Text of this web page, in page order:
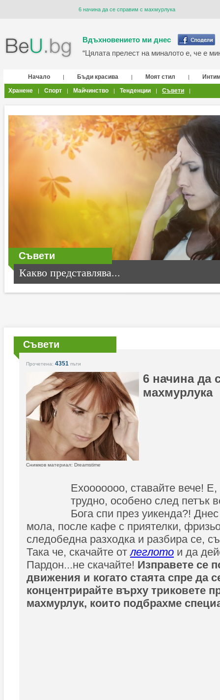
6 начина да се справим с махмурлука
Вдъхновението ми днес
“Цялата прелест на миналото е, че е
Начало | Бъди красива | Моят стил |
Хранене
| Спорт | Майчинство | Тенденции | Съвети |
Съвети
Какво представлява...
Съвети
Прочетена: 4351 пъти
6 начина да
махмурлука
Снимков материал: Dreamstime
Ехооооооо, ставайте вече!
трудно, особено след петък
Бога спи през уикенда?!
мола, после кафе с приятелки,
следобедна разходка и разбира се,
Така че, скачайте отлеглото и да
Пардон...не скачайте! Изправете се
движения и когато стаята спре да
концентрирайте върху триковете
махмурлук, които подбрахме